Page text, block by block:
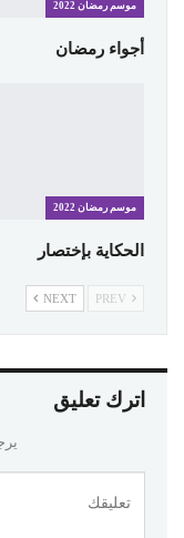
موسم رمضان 2022
أجواء رمضان
موسم رمضان 2022
الحكاية بإختصار
NEXT
اترك تعليق